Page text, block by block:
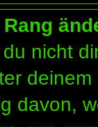
nicht
davon,